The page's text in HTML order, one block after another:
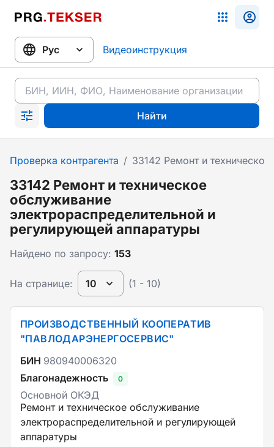
Видеоинструкция
Найти
Проверка контрагента / 33142 Ремонт и
33142 Ремонт и техническое
обслуживание
электрораспределительной и
регулирующей аппаратуры
Найдено по запросу: 153
На странице: 10 (1 - 10)
ПРОИЗВОДСТВЕННЫЙ КООПЕРАТИВ
"ПАВЛОДАРЭНЕРГОСЕРВИС"
БИН 980940006320
Благонадежность
0
Основной ОКЭД
Ремонт и техническое обслуживание
электрораспределительной и регулирующей
аппаратуры